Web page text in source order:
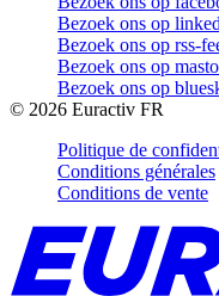
Bezoek ons op
Bezoek ons op rss-
Bezoek ons op
Bezoek ons op
© 2026 Euractiv FR
Politique de
Conditions générales
Conditions de vente